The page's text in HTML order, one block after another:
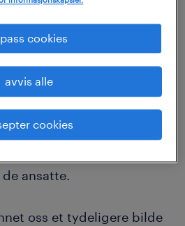
kunder, kandidater og
var dette fokuset en
det skal vi fortsette med i
hybride arbeidsmodellen.
ikke ferdig over natten,
ansatte.
oss et tydeligere bilde
cookies
avvis alle
cookies